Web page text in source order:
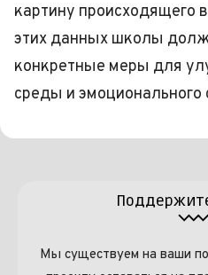
картину происходящего
этих данных школы
конкретные меры для
среды и эмоционального
Мы существуем на ваши